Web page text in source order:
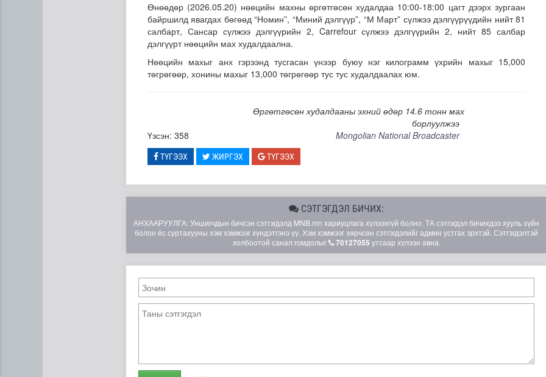
Нийтийн тээврийн Ч:19А чиглэлийн замналд түр хугацаагаар өөрчлөлт орууллаа
Өнөөдөр (2026.05.20) нөөцийн махны өргөтгөсөн худалдаа 10:00-18:00 цагт дээрх зургаан
байршилд явагдах бөгөөд “Номин”, “Миний дэлгүүр”, “М Март” сүлжээ дэлгүүрүүдийн нийт 81
салбарт, Сансар сүлжээ дэлгүүрийн 2, Carrefour сүлжээ дэлгүүрийн 2, нийт 85 салбар
дэлгүүрт нөөцийн мах худалдаална.
Нөөцийн махыг анх гэрээнд тусгасан үнээр буюу нэг килограмм үхрийн махыг 15,000
төгрөгөөр, хонины махыг 13,000 төгрөгөөр тус тус худалдаалах юм.
Өргөтгөсөн худалдааны эхний өдөр 14.6 тонн мах
борлуулжээ
Үзсэн: 358
Mongolian National Broadcaster
ТҮГЭЭХ ЖИРГЭХ ТҮГЭЭХ
СЭТГЭГДЭЛ БИЧИХ:
АНХААРУУЛГА: Уншигчдын бичсэн сэтгэгдэлд MNB.mn хариуцлага хүлээхгүй болно. ТА сэтгэгдэл бичихдээ хууль зүйн
болон ёс суртахууны хэм хэмжээг хүндэтгэнэ үү. Хэм хэмжээг зөрчсөн сэтгэгдэлийг админ устгах эрхтэй. Сэтгэгдэлтэй
холбоотой санал гомдолыг
70127055 утсаар хүлээн авна.